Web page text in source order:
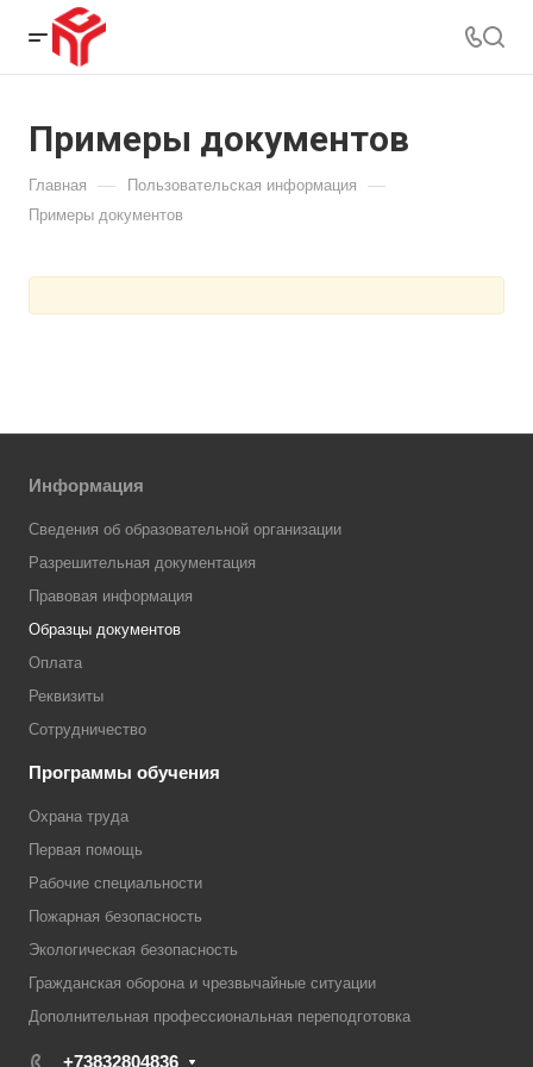
Примеры документов
Главная — Пользовательская информация —
Примеры документов
Информация
Сведения об образовательной организации
Разрешительная документация
Правовая информация
Образцы документов
Оплата
Реквизиты
Сотрудничество
Программы обучения
Охрана труда
Первая помощь
Рабочие специальности
Пожарная безопасность
Экологическая безопасность
Гражданская оборона и чрезвычайные ситуации
Дополнительная профессиональная переподготовка
+73832804836